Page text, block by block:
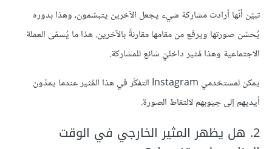
تبيّن أنّها أرادت مشاركة شيء يجعل الآخرين يتبسّمون، وهذا بدوره
يُحسّن صورتها ويرفع من مقامها مقارنةً بالآخرين. هذا ما يُسمّى العملة
الاجتماعية وهذا مُثير داخليّ شائع للمشاركة.
يمكن لمستخدمي Instagram التفكّر في هذا المُثير عندما يمدّون
أيديهم إلى جيوبهم لالتقاط الصورة.
2. هل يظهر المثير الخارجي في الوقت